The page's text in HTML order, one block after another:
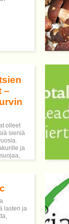
–
olleet
sieniä
ja
lasten ja